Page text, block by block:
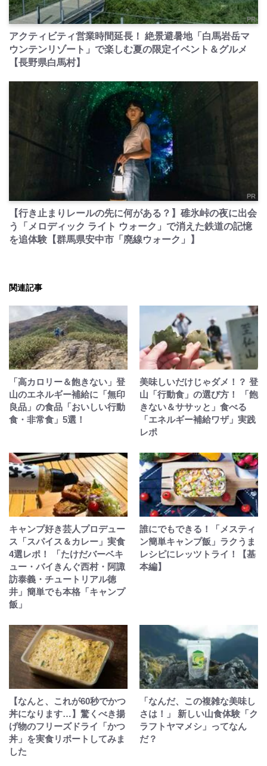
PR
アクティビティ営業時間延長！ 絶景避暑地「白馬岩岳マ
ウンテンリゾート」で楽しむ夏の限定イベント＆グルメ
【長野県白馬村】
PR
【行き止まりレールの先に何がある？】碓氷峠の夜に出会
う「メロディック ライト ウォーク」で消えた鉄道の記憶
を追体験【群馬県安中市「廃線ウォーク」】
関連記事
「高カロリー＆飽きない」登
山のエネルギー補給に「無印
良品」の食品「おいしい行動
食・非常食」5選！
美味しいだけじゃダメ！？ 登
山「行動食」の選び方！ 「飽
きない＆ササッと」食べる
「エネルギー補給ワザ」実践
レポ
キャンプ好き芸人プロデュー
ス「スパイス＆カレー」実食
4選レポ！ 「たけだバーベキ
ュー・バイきんぐ西村・阿諏
訪泰義・チュートリアル徳
井」簡単でも本格「キャンプ
飯」
誰にでもできる！「メスティ
ン簡単キャンプ飯」ラクうま
レシピにレッツトライ！【基
本編】
【なんと、これが60秒でかつ
丼になります…】驚くべき揚
げ物のフリーズドライ「かつ
丼」を実食リポートしてみま
した
「なんだ、この複雑な美味し
さは！」 新しい山食体験「ク
ラフトヤマメシ」ってなん
だ？